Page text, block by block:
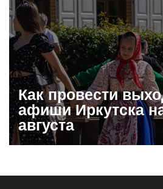
Как провести
афиши Иркутска
августа